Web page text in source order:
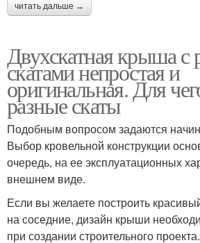
читать дальше →
Двухскатная крыша с
скатами непростая и
оригинальная. Для
разные скаты
Подобным вопросом задаются
Выбор кровельной конструкции
очередь, на ее эксплуатационных
внешнем виде.
Если вы желаете построить
на соседние, дизайн крыши
при создании строительного